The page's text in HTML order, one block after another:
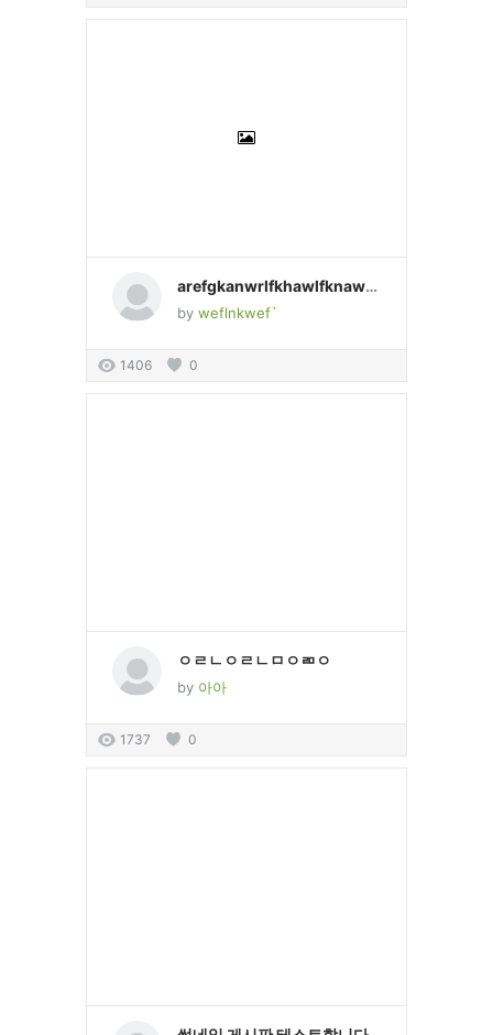
arefgkanwrlfkhawlfknawlefnlwaefnlkwnalfeaweeflkwaefnlkwnklf
by weflnkwef`
1406 0
ㅇㄹㄴㅇㄹㄴㅁㅇㄻㅇ
by 아아
1737 0